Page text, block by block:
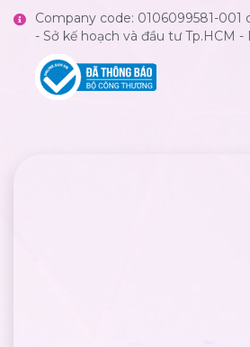
Company code: 0106099581-001
- Sở kế hoạch và đầu tư Tp.HCM